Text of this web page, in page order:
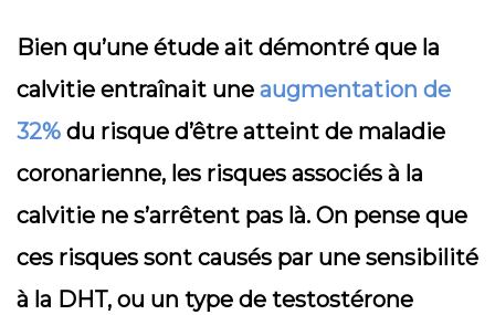
Bien qu’une étude ait démontré que la
calvitie entraînait une augmentation de
32% du risque d’être atteint de maladie
coronarienne, les risques associés à la
calvitie ne s’arrêtent pas là. On pense que
ces risques sont causés par une sensibilité
à la DHT, ou un type de testostérone